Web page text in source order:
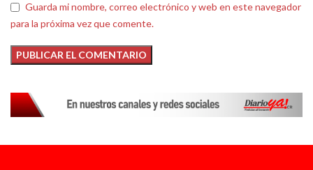
Guarda mi nombre, correo electrónico y web en este navegador
para la próxima vez que comente.